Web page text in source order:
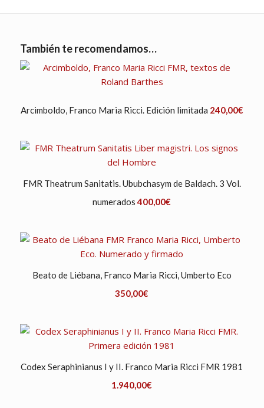
También te recomendamos…
Arcimboldo, Franco Maria Ricci. Edición limitada 240,00€
FMR Theatrum Sanitatis. Ububchasym de Baldach. 3 Vol.
numerados 400,00€
Beato de Liébana, Franco Maria Ricci, Umberto Eco
350,00€
Codex Seraphinianus I y II. Franco Maria Ricci FMR 1981
1.940,00€